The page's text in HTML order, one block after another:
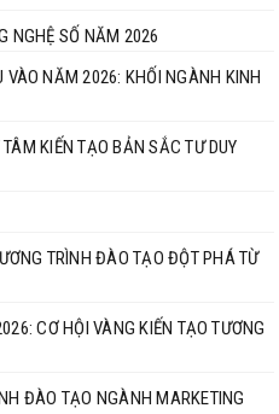
NGHỆ SỐ NĂM 2026
NĂM 2026: KHỐI NGÀNH KINH
KIẾN TẠO BẢN SẮC TƯ DUY
TRÌNH ĐÀO TẠO ĐỘT PHÁ TỪ
CƠ HỘI VÀNG KIẾN TẠO TƯƠNG
ĐÀO TẠO NGÀNH MARKETING